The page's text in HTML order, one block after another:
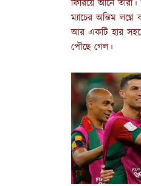
ফিরিয়ে আনে
ম্যাচের অন্তিম
আর একটি হার
পৌছে গেল।